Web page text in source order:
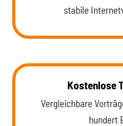
stabile
Kostenlose
Vergleichbare
hundert